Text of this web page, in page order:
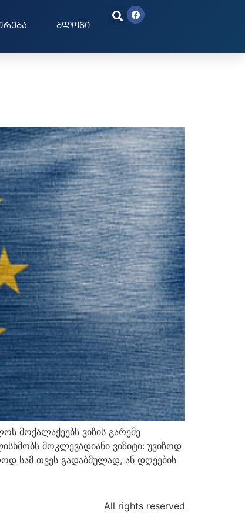
ბლოგი
მოქალაქეებს ვიზის გარეშე
მოკლევადიანი ვიზიტი: უვიზოდ
სამ თვეს გადაბმულად, ან დღეების
All rights reserved